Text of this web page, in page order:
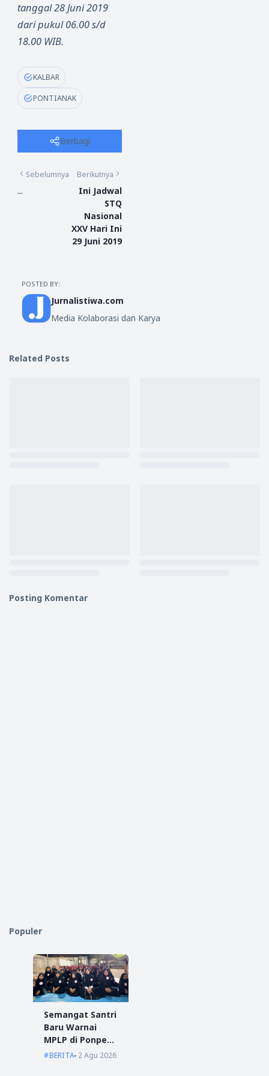
tanggal 28 Juni 2019
dari pukul 06.00 s/d
18.00 WIB.
KALBAR
PONTIANAK
Berbagi
Sebelumnya
...
Berikutnya
Ini Jadwal
STQ
Nasional
XXV Hari Ini
29 Juni 2019
POSTED BY:
Jurnalistiwa.com
Media Kolaborasi dan Karya
Related Posts
Posting Komentar
Populer
Semangat Santri
Baru Warnai
MPLP di Ponpes
Miftahul Ulum
BERITA 2 Agu 2026